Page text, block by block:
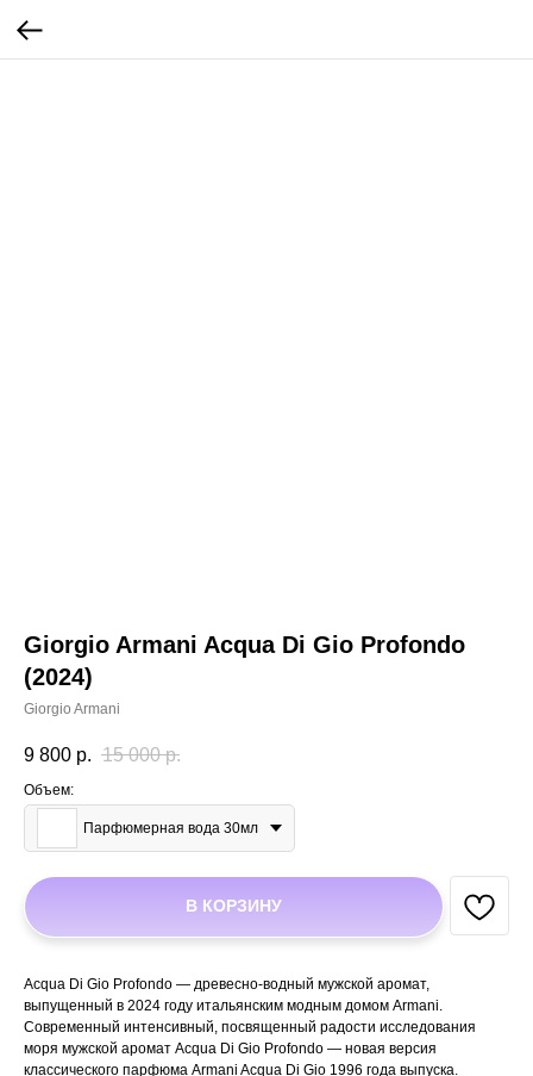
Giorgio Armani Acqua Di Gio Profondo
(2024)
Giorgio Armani
9 800 р. 15 000 р.
Объем:
Парфюмерная вода 30мл
В КОРЗИНУ
Acqua Di Gio Profondo — древесно-водный мужской аромат,
выпущенный в 2024 году итальянским модным домом Armani.
Современный интенсивный, посвященный радости исследования
моря мужской аромат Acqua Di Gio Profondo — новая версия
классического парфюма Armani Acqua Di Gio 1996 года выпуска.